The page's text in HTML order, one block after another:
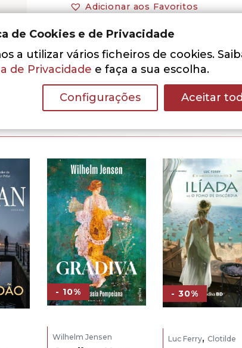
Adicionar aos Favoritos
- 10%
Wilhelm Jensen
- 30%
Luc Ferry,Clotilde
de Cookies e de Privacidade
a utilizar vários ficheiros de cookies.
de Privacidade e faça a sua escolha.
Configurações Aceitar